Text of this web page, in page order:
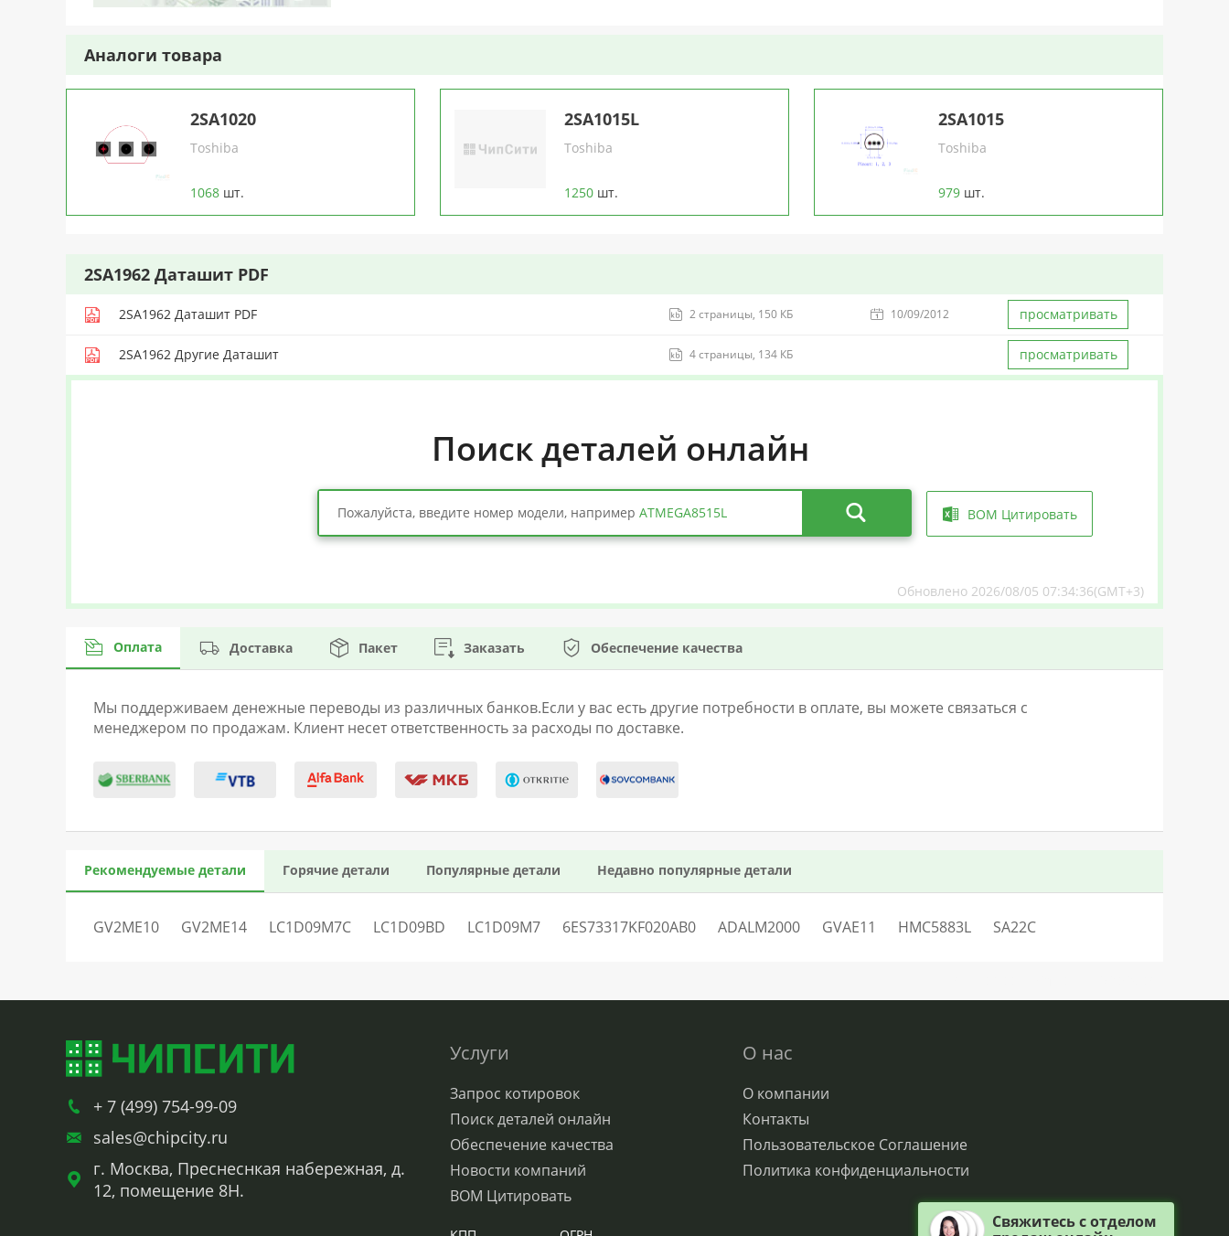
Аналоги товара
2SA1020
Toshiba
1068 шт.
2SA1015L
Toshiba
1250 шт.
2SA1015
Toshiba
979 шт.
2SA1962 Даташит PDF
2SA1962 Даташит PDF 2 страницы, 150 КБ 10/09/2012 просматривать
2SA1962 Другие Даташит 4 страницы, 134 КБ просматривать
Поиск деталей онлайн
Пожалуйста, введите номер модели, например ATMEGA8515L BOM Цитировать
Обновлено 2026/08/05 07:34:36(GMT+3)
Оплата Доставка Пакет Заказать Обеспечение качества
Мы поддерживаем денежные переводы из различных банков.Если у вас есть другие потребности в оплате, вы можете связаться с
менеджером по продажам. Клиент несет ответственность за расходы по доставке.
Рекомендуемые детали Горячие детали Популярные детали Недавно популярные детали
GV2ME10 GV2ME14 LC1D09M7C LC1D09BD LC1D09M7 6ES73317KF020AB0 ADALM2000 GVAE11 HMC5883L SA22C
Свяжитесь с отделом
+ 7 (499) 754-99-09
sales@chipcity.ru
г. Москва, Преснеснкая набережная, д.
12, помещение 8Н.
Услуги
Запрос котировок
Поиск деталей онлайн
Обеспечение качества
Новости компаний
BOM Цитировать
О нас
О компании
Контакты
Пользовательское Соглашение
Политика конфиденциальности